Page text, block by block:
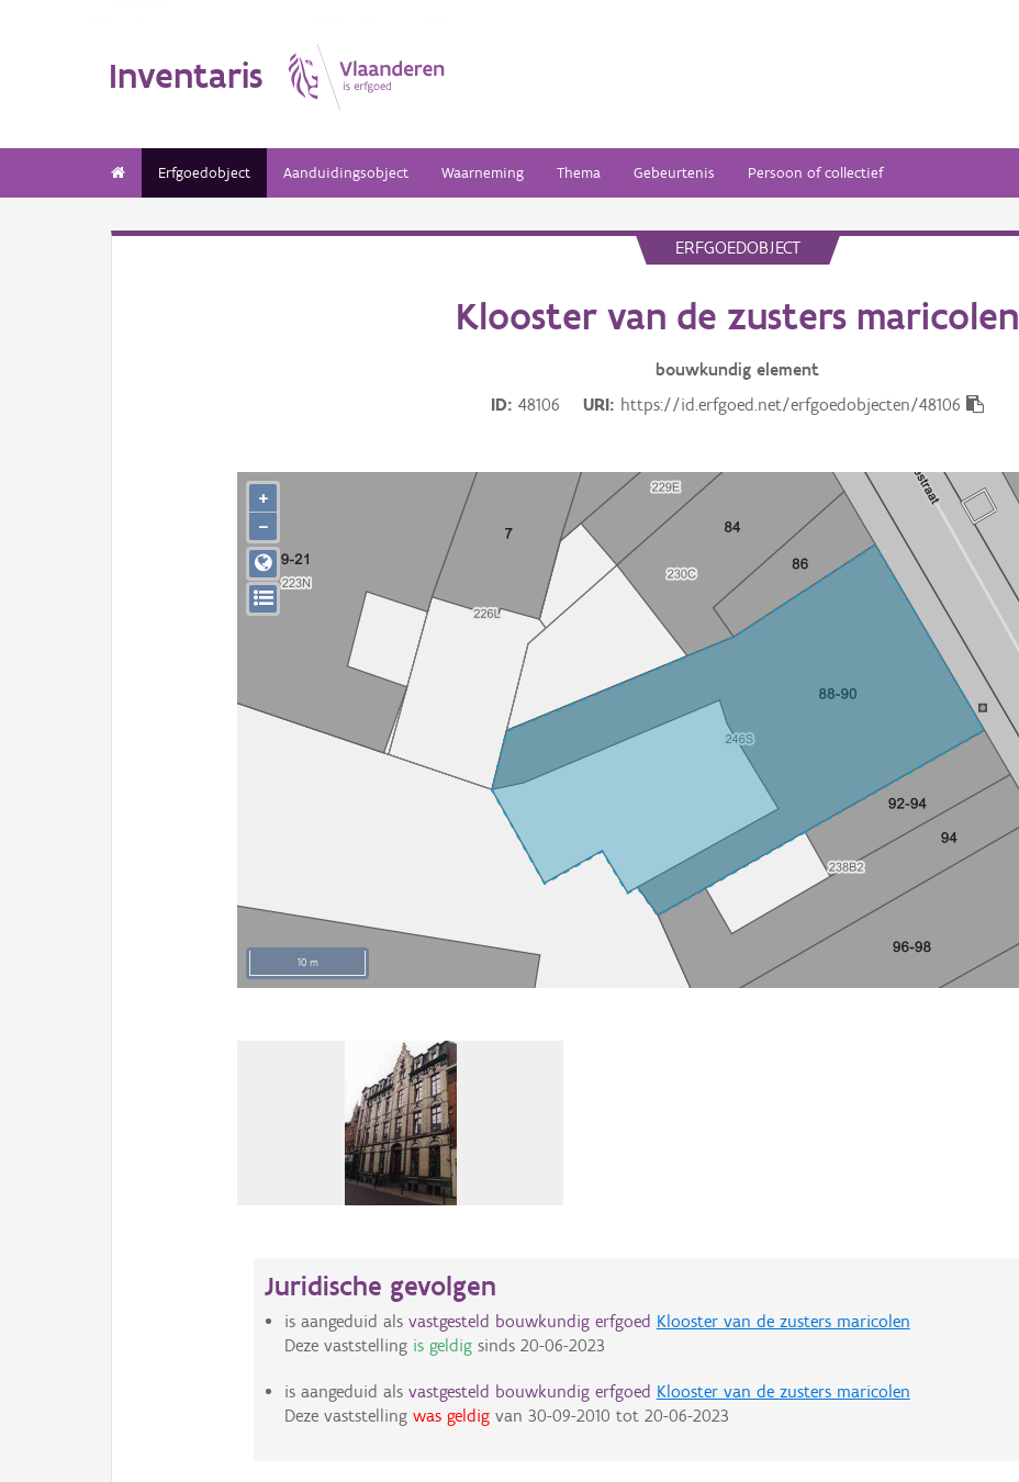
Inventaris
Erfgoedobject Aanduidingsobject Waarneming Thema Gebeurtenis Persoon of collectief
ERFGOEDOBJECT
Klooster van de zusters maricolen
bouwkundig element
ID
48106 URI https://id.erfgoed.net/erfgoedobjecten/48106
10 m
+
−
Juridische gevolgen
is aangeduid als vastgesteld bouwkundig erfgoed Klooster van de zusters maricolen
Deze vaststelling is geldigsinds 20-06-2023
is aangeduid als vastgesteld bouwkundig erfgoed Klooster van de zusters maricolen
Deze vaststelling was geldigvan 30-09-2010 tot 20-06-2023